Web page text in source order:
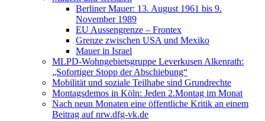
Berliner Mauer: 13. August 1961 bis 9.
November 1989
EU Aussengrenze – Frontex
Grenze zwischen USA und Mexiko
Mauer in Israel
MLPD-Wohngebietsgruppe Leverkusen Alkenrath:
„Sofortiger Stopp der Abschiebung“
Mobilität und soziale Teilhabe sind Grundrechte
Montagsdemos in Köln: Jeden 2.Montag im Monat
Nach neun Monaten eine öffentliche Kritik an einem
Beitrag auf nrw.dfg-vk.de